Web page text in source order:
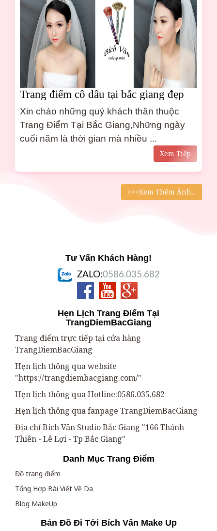
Trang điểm cô dâu tại bắc giang đẹp
từng milimet
Xin chào những quý khách thân thuộc
Trang Điểm Tại Bắc Giang,Những ngày
cuối năm là thời gian mà nhiều ...
Xem Tiếp
>>>Xem Thêm Ảnh...
Tư Vấn Khách Hàng!
ZALO:0586.035.682
Hẹn Lịch Trang Điểm Tại
TrangDiemBacGiang
Trang điểm trực tiếp tại cửa hàng
TrangDiemBacGiang
Hẹn lịch thông qua website
"https://trangdiembacgiang.com/"
Hẹn lịch thông qua Hotline:0586.035.682
Hẹn lịch thông qua fanpage TrangDiemBacGiang
Địa chỉ Bích Vân Studio Bắc Giang "166 Thánh
Thiên - Lê Lợi - Tp Bắc Giang"
Danh Mục Trang Điểm
Đồ trang điểm
Tổng Hợp Bài Viết Về Da
Blog MakeUp
Bản Đồ Đi Tới Bích Vân Make Up